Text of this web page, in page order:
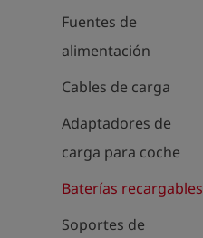
Fuentes de
alimentación
Cables de carga
Adaptadores de
carga para coche
Baterías recargables
Soportes de